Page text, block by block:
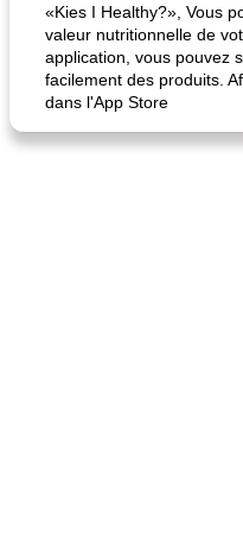
fiesta tostadas
«Kies I Healthy?», Vous
valeur nutritionnelle de
application, vous pouvez
facilement des produits.
dans l'App Store